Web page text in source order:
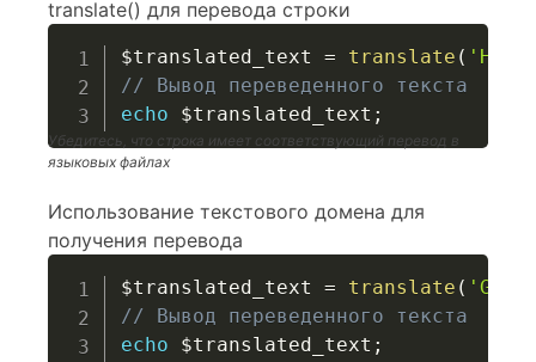
translate() для перевода строки
$translated_text = translate (
// Вывод переведенного текста
echo
$translated_text ;
Убедитесь, что строка имеет соответствующий перевод в
языковых файлах
Использование текстового домена для
получения перевода
$translated_text = translate (
// Вывод переведенного текста
echo
$translated_text ;